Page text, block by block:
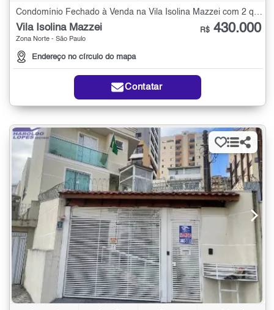
Vila Isolina Mazzei
Zona Norte - São Paulo
Endereço no círculo do mapa
R$ 430.000
Contatar